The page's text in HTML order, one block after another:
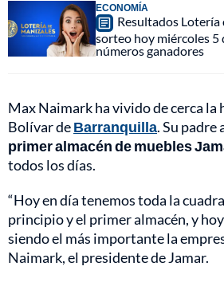
ECONOMÍA
Resultados
sorteo hoy miércoles 5
números ganadores
Max Naimark ha vivido de cerca la
Bolívar deBarranquilla. Su padre
primer almacén de muebles
todos los días.
“Hoy en día tenemos toda la
principio y el primer almacén, y
siendo el más importante la
Naimark, el presidente de Jamar.